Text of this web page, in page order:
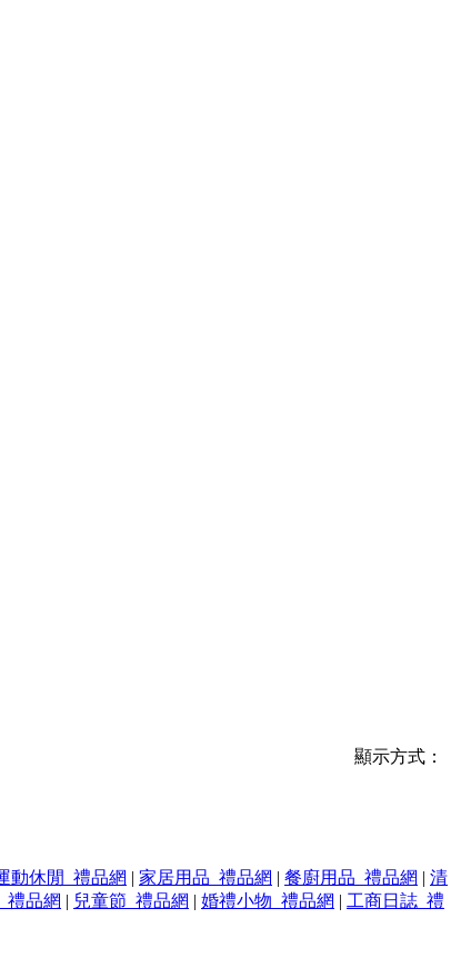
顯示方式：
動休閒_禮品網 家居用品_禮品網 餐廚用品_禮品網
清
禮品網 兒童節_禮品網 婚禮小物_禮品網
工商日誌_禮